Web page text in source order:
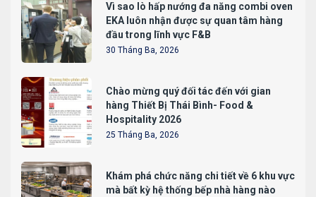
Vì sao lò hấp nướng đa năng combi oven
EKA luôn nhận được sự quan tâm hàng
đầu trong lĩnh vực F&B
30 Tháng Ba, 2026
Chào mừng quý đối tác đến với gian
hàng Thiết Bị Thái Bình- Food &
Hospitality 2026
25 Tháng Ba, 2026
Khám phá chức năng chi tiết về 6 khu vực
mà bất kỳ hệ thống bếp nhà hàng nào